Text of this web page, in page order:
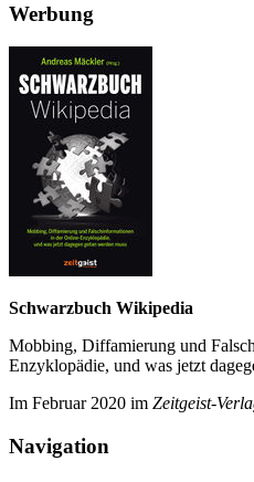
Werbung
Schwarzbuch Wikipedia
Mobbing, Diffamierung und
Enzyklo­pädie, und was jetzt
Im Februar 2020 im Zeit­geist-
Navigation